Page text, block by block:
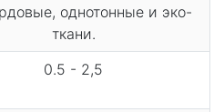
однотонные и эко-
ткани.
0.5 - 2,5